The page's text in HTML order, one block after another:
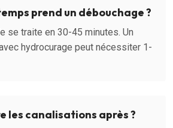
prend un débouchage ?
se traite en 30-45 minutes. Un
hydrocurage peut nécessiter 1-
les canalisations après ?